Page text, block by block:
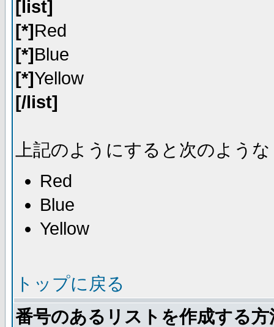
[list]
[*]Red
[*]Blue
[*]Yellow
[/list]
上記のようにすると次のよう
Red
Blue
Yellow
トップに戻る
番号のあるリストを作成する方